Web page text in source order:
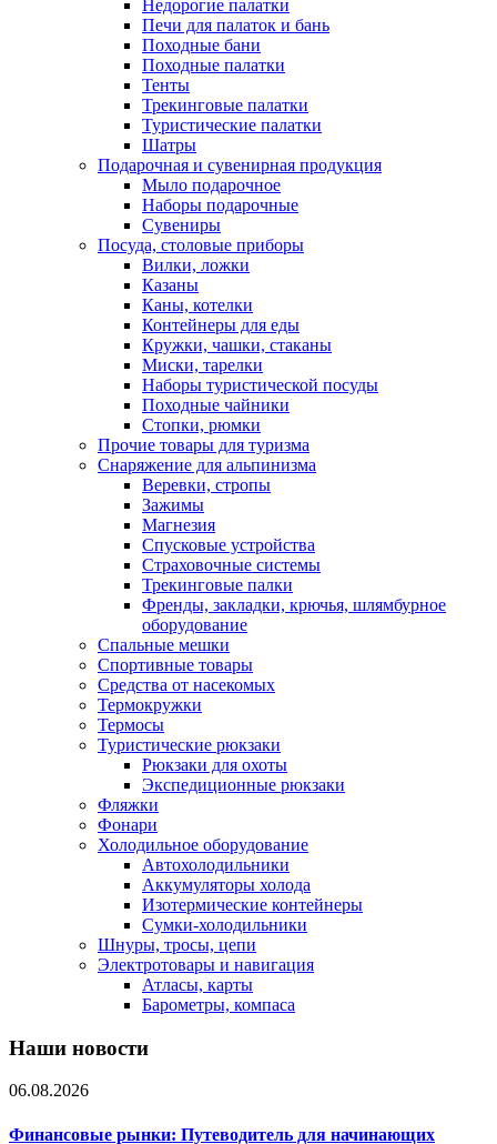
Недорогие палатки
Печи для палаток и бань
Походные бани
Походные палатки
Тенты
Трекинговые палатки
Туристические палатки
Шатры
Подарочная и сувенирная продукция
Мыло подарочное
Наборы подарочные
Сувениры
Посуда, столовые приборы
Вилки, ложки
Казаны
Каны, котелки
Контейнеры для еды
Кружки, чашки, стаканы
Миски, тарелки
Наборы туристической посуды
Походные чайники
Стопки, рюмки
Прочие товары для туризма
Снаряжение для альпинизма
Веревки, стропы
Зажимы
Магнезия
Спусковые устройства
Страховочные системы
Трекинговые палки
Френды, закладки, крючья, шлямбурное
оборудование
Спальные мешки
Спортивные товары
Средства от насекомых
Термокружки
Термосы
Туристические рюкзаки
Рюкзаки для охоты
Экспедиционные рюкзаки
Фляжки
Фонари
Холодильное оборудование
Автохолодильники
Аккумуляторы холода
Изотермические контейнеры
Сумки-холодильники
Шнуры, тросы, цепи
Электротовары и навигация
Атласы, карты
Барометры, компаса
Наши новости
06.08.2026
Финансовые рынки: Путеводитель для начинающих